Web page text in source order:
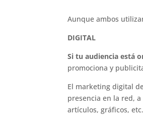
Aunque ambos
DIGITAL
Si tu audiencia está
promociona y
El marketing digital
presencia en la red,
artículos, gráficos, etc.